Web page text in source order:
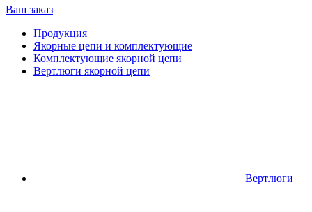
Ваш заказ
Продукция
Якорные цепи и комплектующие
Комплектующие якорной цепи
Вертлюги якорной цепи
Вертлюги